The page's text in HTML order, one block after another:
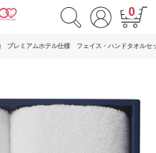
0
プレミアムホテル仕様 フェイス・ハンドタオルセ